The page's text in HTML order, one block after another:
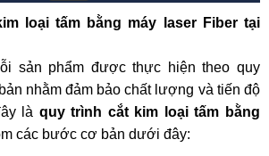
loại tấm bằng máy laser Fiber tại
sản phẩm được thực hiện theo quy
nhằm đảm bảo chất lượng và tiến độ
là quy trình cắt kim loại tấm bằng
các bước cơ bản dưới đây: